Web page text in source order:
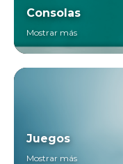
Consolas
Mostrar más
Juegos
Mostrar más